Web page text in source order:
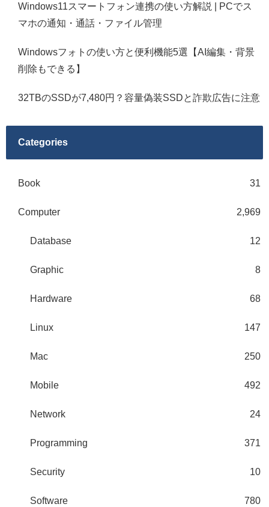
Windows11スマートフォン連携の使い方解説 | PCでス
マホの通知・通話・ファイル管理
Windowsフォトの使い方と便利機能5選【AI編集・背景
削除もできる】
32TBのSSDが7,480円？容量偽装SSDと詐欺広告に注意
Categories
Book 31
Computer 2,969
Database 12
Graphic 8
Hardware 68
Linux 147
Mac 250
Mobile 492
Network 24
Programming 371
Security 10
Software 780